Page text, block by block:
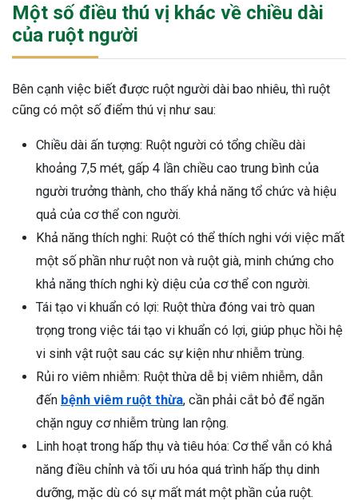
Một số điều thú vị khác về chiều dài
của ruột người
Bên cạnh việc biết được ruột người dài bao nhiêu, thì ruột
cũng có một số điểm thú vị như sau:
Chiều dài ấn tượng: Ruột người có tổng chiều dài
khoảng 7,5 mét, gấp 4 lần chiều cao trung bình của
người trưởng thành, cho thấy khả năng tổ chức và hiệu
quả của cơ thể con người.
Khả năng thích nghi: Ruột có thể thích nghi với việc mất
một số phần như ruột non và ruột già, minh chứng cho
khả năng thích nghi kỳ diệu của cơ thể con người.
Tái tạo vi khuẩn có lợi: Ruột thừa đóng vai trò quan
trọng trong việc tái tạo vi khuẩn có lợi, giúp phục hồi hệ
vi sinh vật ruột sau các sự kiện như nhiễm trùng.
Rủi ro viêm nhiễm: Ruột thừa dễ bị viêm nhiễm, dẫn
đến bệnh viêm ruột thừa, cần phải cắt bỏ để ngăn
chặn nguy cơ nhiễm trùng lan rộng.
Linh hoạt trong hấp thụ và tiêu hóa: Cơ thể vẫn có khả
năng điều chỉnh và tối ưu hóa quá trình hấp thụ dinh
dưỡng, mặc dù có sự mất mát một phần của ruột.